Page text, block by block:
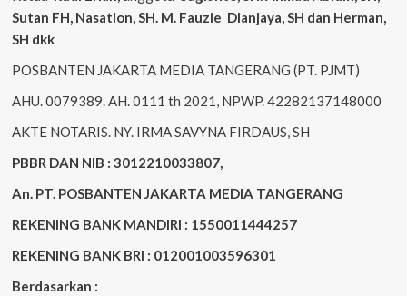
Sutan FH, Nasation, SH. M. Fauzie Dianjaya, SH dan Herman,
SH dkk
POSBANTEN JAKARTA MEDIA TANGERANG (PT. PJMT)
AHU. 0079389. AH. 0111 th 2021, NPWP. 42282137148000
AKTE NOTARIS. NY. IRMA SAVYNA FIRDAUS, SH
PBBR DAN NIB : 3012210033807,
An. PT. POSBANTEN JAKARTA MEDIA TANGERANG
REKENING BANK MANDIRI : 1550011444257
REKENING BANK BRI : 012001003596301
Berdasarkan :